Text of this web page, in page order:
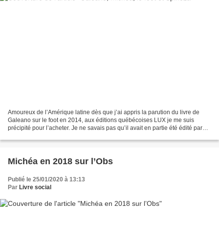
Amoureux de l’Amérique latine dès que j’ai appris la parution du livre de
Galeano sur le foot en 2014, aux éditions québécoises LUX je me suis
précipité pour l’acheter. Je ne savais pas qu’il avait en partie été édité par
Michéa en 2018 sur l’Obs
Publié le 25/01/2020 à 13:13
Par Livre social